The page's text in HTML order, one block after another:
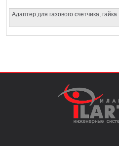
Адаптер для газового счетчика,